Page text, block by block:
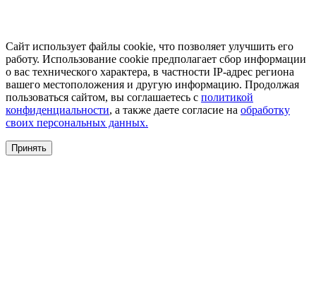
Сайт использует файлы cookie, что позволяет улучшить его
работу. Использование cookie предполагает сбор информации
о вас технического характера, в частности IP-адрес региона
вашего местоположения и другую информацию. Продолжая
пользоваться сайтом, вы соглашаетесь с политикой
конфиденциальности, а также даете согласие на обработку
своих персональных данных.
Принять